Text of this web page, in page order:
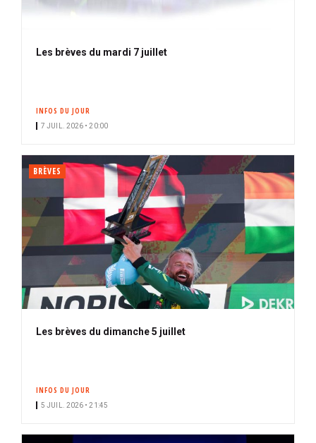
Les brèves du mardi 7 juillet
INFOS DU JOUR
7 JUIL. 2026 • 20:00
BRÈVES
Les brèves du dimanche 5 juillet
INFOS DU JOUR
5 JUIL. 2026 • 21:45